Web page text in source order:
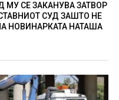
МУ СЕ ЗАКАНУВА ЗАТВОР
СУД ЗАШТО НЕ
НОВИНАРКАТА НАТАША